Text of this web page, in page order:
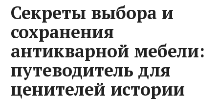
Секреты выбора и
сохранения
антикварной мебели:
путеводитель для
ценителей истории